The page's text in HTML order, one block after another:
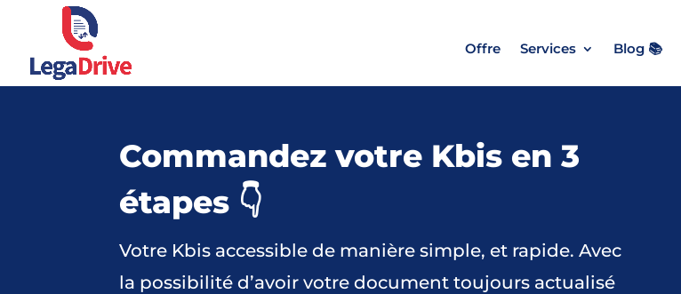
Offre Services Blog 📚
Commandez votre Kbis en 3
étapes 👇
Votre Kbis accessible de manière simple, et rapide. Avec
la possibilité d’avoir votre document toujours actualisé